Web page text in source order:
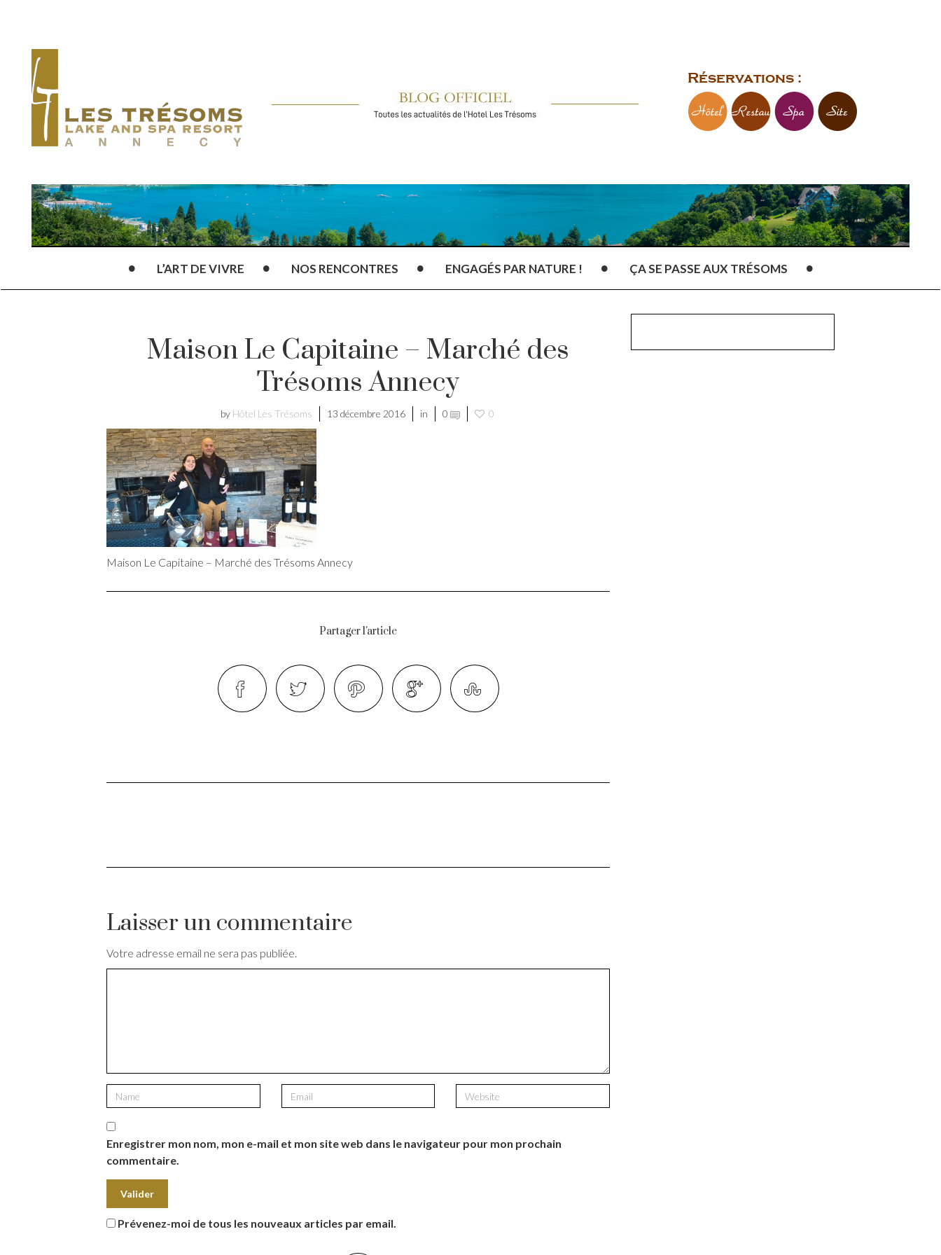
Réservations :
L’ART DE VIVRE NOS RENCONTRES ENGAGÉS PAR NATURE ! ÇA SE PASSE AUX TRÉSOMS
Maison Le Capitaine – Marché des
Trésoms Annecy
by Hôtel Les Trésoms 13 décembre 2016 in 0 0
Maison Le Capitaine – Marché des Trésoms Annecy
Partager l'article
Laisser un commentaire
Votre adresse email ne sera pas publiée.
Enregistrer mon nom, mon e-mail et mon site web dans le navigateur pour mon prochain
commentaire.
Prévenez-moi de tous les nouveaux articles par email.